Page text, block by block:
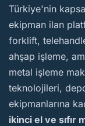
BirMakine
Türkiye'nin
ekipman ilan
forklift,
ahşap işleme,
metal işleme
teknolojileri,
ekipmanlarına
ikinci el ve sıfır